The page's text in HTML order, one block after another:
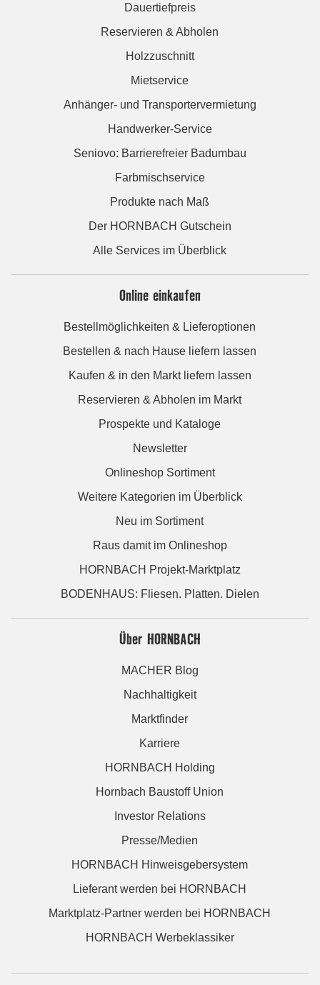
Dauertiefpreis
Reservieren & Abholen
Holzzuschnitt
Mietservice
Anhänger- und Transportervermietung
Handwerker-Service
Seniovo: Barrierefreier Badumbau
Farbmischservice
Produkte nach Maß
Der HORNBACH Gutschein
Alle Services im Überblick
Online einkaufen
Bestellmöglichkeiten & Lieferoptionen
Bestellen & nach Hause liefern lassen
Kaufen & in den Markt liefern lassen
Reservieren & Abholen im Markt
Prospekte und Kataloge
Newsletter
Onlineshop Sortiment
Weitere Kategorien im Überblick
Neu im Sortiment
Raus damit im Onlineshop
HORNBACH Projekt-Marktplatz
BODENHAUS: Fliesen. Platten. Dielen
Über HORNBACH
MACHER Blog
Nachhaltigkeit
Marktfinder
Karriere
HORNBACH Holding
Hornbach Baustoff Union
Investor Relations
Presse/Medien
HORNBACH Hinweisgebersystem
Lieferant werden bei HORNBACH
Marktplatz-Partner werden bei HORNBACH
HORNBACH Werbeklassiker